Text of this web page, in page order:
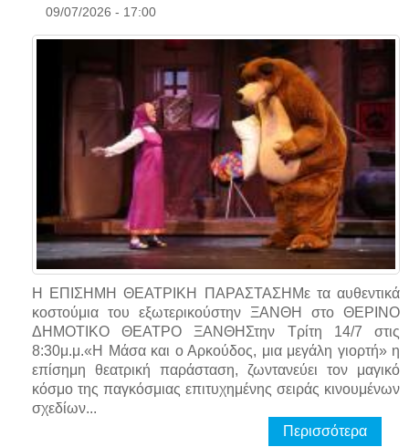
09/07/2026 - 17:00
Η ΕΠΙΣΗΜΗ ΘΕΑΤΡΙΚΗ ΠΑΡΑΣΤΑΣΗΜε τα αυθεντικά
κοστούμια του εξωτερικούστην ΞΑΝΘΗ στο ΘΕΡΙΝΟ
ΔΗΜΟΤΙΚΟ ΘΕΑΤΡΟ ΞΑΝΘΗΣτην Τρίτη 14/7 στις
8:30μ.μ.«Η Μάσα και ο Αρκούδος, μια μεγάλη γιορτή» η
επίσημη θεατρική παράσταση, ζωντανεύει τον μαγικό
κόσμο της παγκόσμιας επιτυχημένης σειράς κινουμένων
σχεδίων...
Περισσότερα